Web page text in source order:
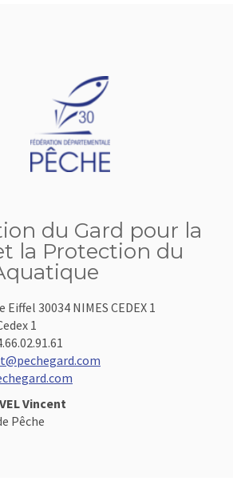
du Gard pour la
la Protection du
Eiffel 30034 NIMES CEDEX 1
1
Vincent
Pêche